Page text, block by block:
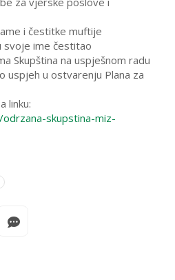
i čestitke muftije
svoje ime čestitao
Skupština na uspješnom radu
uspjeh u ostvarenju Plana za
linku:
skupstina-miz-